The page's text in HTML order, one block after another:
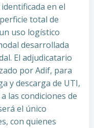
en el
total de
uso logístico
desarrollada
El adjudicatario
por Adif, para
y descarga de UTI,
las condiciones de
el único
con quienes